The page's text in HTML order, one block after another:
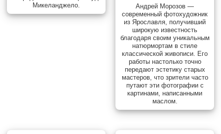
Микеланджело.
Андрей Морозов —
современный фотохудожник
из Ярославля, получивший
широкую известность
благодаря своим уникальным
натюрмортам в стиле
классической живописи. Его
работы настолько точно
передают эстетику старых
мастеров, что зрители часто
путают эти фотографии с
картинами, написанными
маслом.